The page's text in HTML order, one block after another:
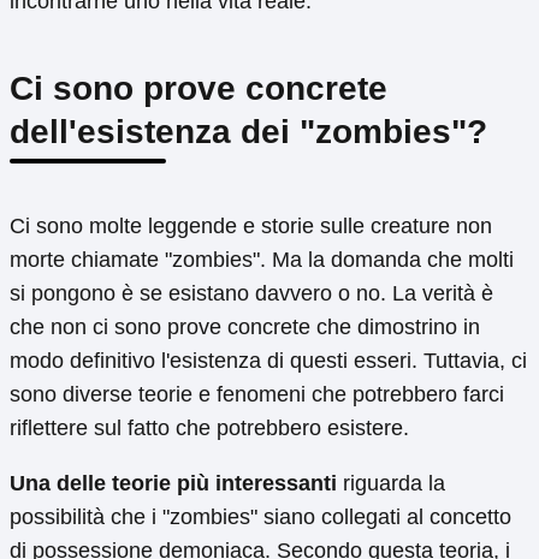
Ci sono prove concrete
dell'esistenza dei "zombies"?
Ci sono molte leggende e storie sulle creature non
morte chiamate "zombies". Ma la domanda che molti
si pongono è se esistano davvero o no. La verità è
che non ci sono prove concrete che dimostrino in
modo definitivo l'esistenza di questi esseri. Tuttavia, ci
sono diverse teorie e fenomeni che potrebbero farci
riflettere sul fatto che potrebbero esistere.
Una delle teorie più interessanti riguarda la
possibilità che i "zombies" siano collegati al concetto
di possessione demoniaca. Secondo questa teoria, i